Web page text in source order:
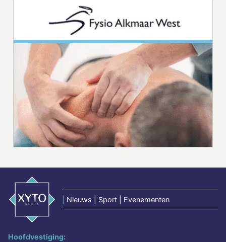
Nieuws | Sport | Evenementen
Hoofdvestiging: